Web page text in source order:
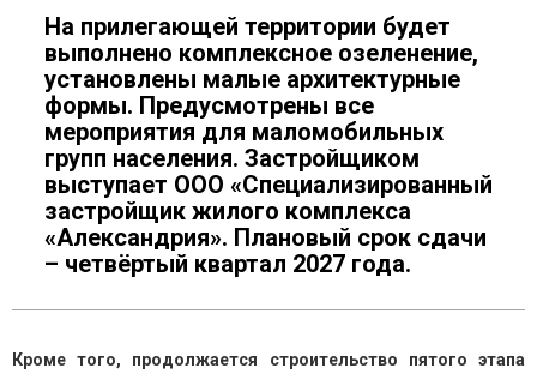
На прилегающей территории будет
выполнено комплексное озеленение,
установлены малые архитектурные
формы. Предусмотрены все
мероприятия для маломобильных
групп населения. Застройщиком
выступает ООО «Специализированный
застройщик жилого комплекса
«Александрия». Плановый срок сдачи
– четвёртый квартал 2027 года.
Кроме того, продолжается строительство пятого этапа